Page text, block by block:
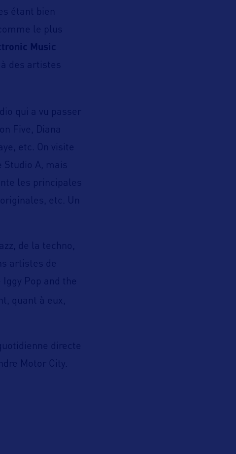
étant bien
le plus
Music
des artistes
qui a vu passer
Five, Diana
etc. On visite
A, mais
les principales
etc. Un
de la techno,
artistes de
Pop and the
quant à eux,
directe
Motor City.